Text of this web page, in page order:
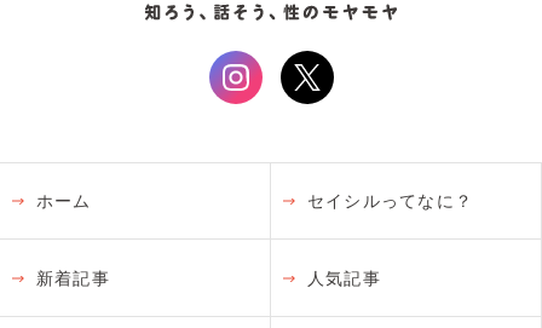
ホーム セイシルってなに？
新着記事 人気記事